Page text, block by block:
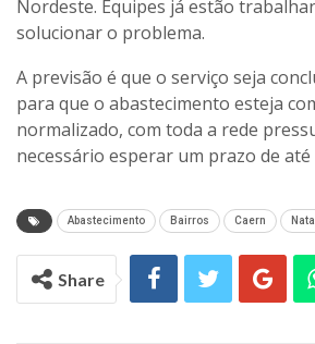
Nordeste. Equipes já estão
solucionar o problema.
A previsão é que o serviço seja
para que o abastecimento esteja
normalizado, com toda a rede
necessário esperar um prazo de até
Abastecimento Bairros Caern Natal
Share